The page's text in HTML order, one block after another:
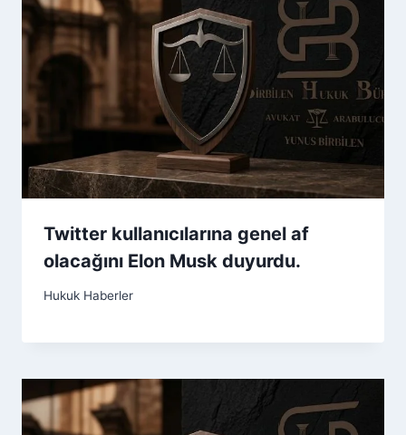
Twitter kullanıcılarına genel af
olacağını Elon Musk duyurdu.
Hukuk Haberler